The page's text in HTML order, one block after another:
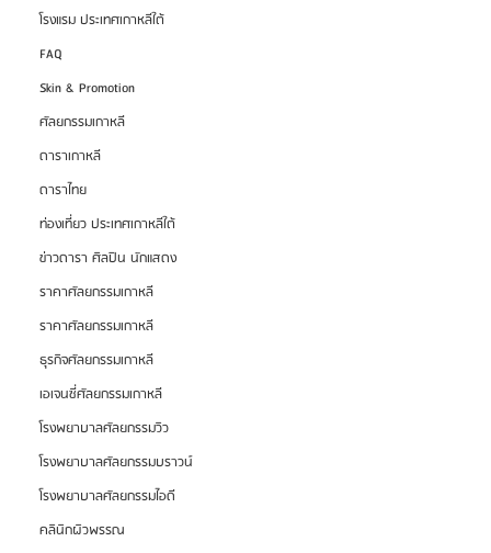
โรงแรม ประเทศเกาหลีใต้
FAQ
Skin & Promotion
ศัลยกรรมเกาหลี
ดาราเกาหลี
ดาราไทย
ท่องเที่ยว ประเทศเกาหลีใต้
ข่าวดารา ศิลปิน นักแสดง
ราคาศัลยกรรมเกาหลี
ราคาศัลยกรรมเกาหลี
ธุรกิจศัลยกรรมเกาหลี
เอเจนซี่ศัลยกรรมเกาหลี
โรงพยาบาลศัลยกรรมวิว
โรงพยาบาลศัลยกรรมบราวน์
โรงพยาบาลศัลยกรรมไอดี
คลินิกผิวพรรณ